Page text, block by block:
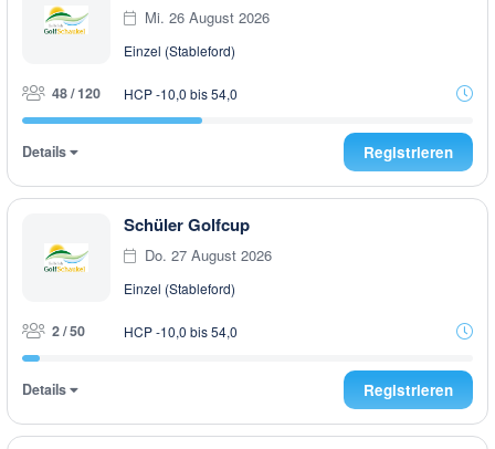
Mi. 26 August 2026
Einzel (Stableford)
48 / 120 HCP -10,0 bis 54,0
Details Registrieren
Schüler Golfcup
Do. 27 August 2026
Einzel (Stableford)
2 / 50 HCP -10,0 bis 54,0
Details Registrieren